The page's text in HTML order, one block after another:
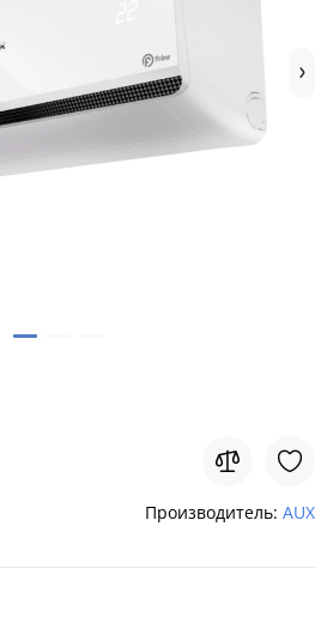
Производитель: AUX